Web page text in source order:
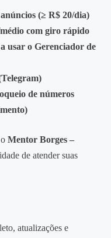
(≥ R$ 20/dia)
com giro rápido
usar o Gerenciador de
de números
Mentor Borges –
de atender suas
atualizações e